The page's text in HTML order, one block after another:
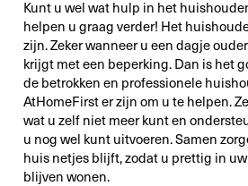
Kunt u wel wat hulp in het
helpen u graag verder! Het
zijn. Zeker wanneer u een dagje
krijgt met een beperking. Dan is het
de betrokken en professionele
AtHomeFirst er zijn om u te helpen.
wat u zelf niet meer kunt en
u nog wel kunt uitvoeren. Samen
huis netjes blijft, zodat u prettig in
blijven wonen.